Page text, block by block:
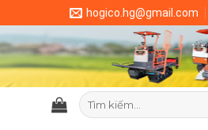
hogico.hg@gmail.com
Tìm
kiếm: